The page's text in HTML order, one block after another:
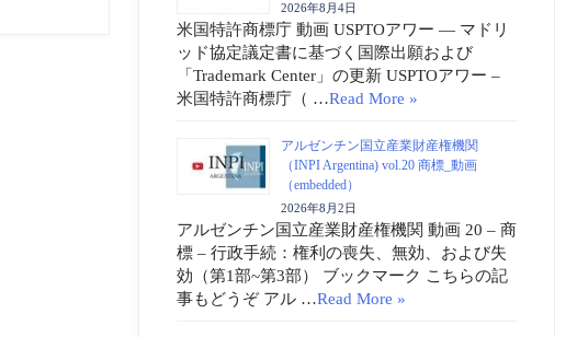
2026年8月4日
米国特許商標庁 動画 USPTOアワー ― マドリ
ッド協定議定書に基づく国際出願および
「Trademark Center」の更新 USPTOアワー –
米国特許商標庁（ …Read More »
アルゼンチン国立産業財産権機関
（INPI Argentina) vol.20 商標_動画
（embedded）
2026年8月2日
アルゼンチン国立産業財産権機関 動画 20 – 商
標 – 行政手続：権利の喪失、無効、および失
効（第1部~第3部） ブックマーク こちらの記
事もどうぞ アル …Read More »